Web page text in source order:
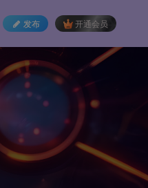
发布 开通会员